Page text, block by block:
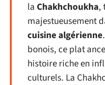
la Chakhchoukha,
majestueusement
cuisine algérienne
bonois, ce plat
histoire riche en
culturels. La